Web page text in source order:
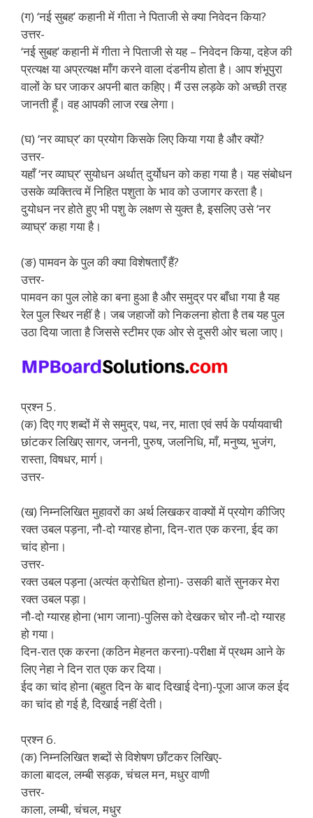
(ग) ‘नई सुबह’ कहानी में गीता ने पिताजी से क्या निवेदन किया?
उत्तर-
‘नई सुबह’ कहानी में गीता ने पिताजी से यह – निवेदन किया, दहेज की
प्रत्यक्ष या अप्रत्यक्ष माँग करने वाला दंडनीय होता है। आप शंभूपुरा
वालों के घर जाकर अपनी बात कहिए। मैं उस लड़के को अच्छी तरह
जानती हूँ। वह आपकी लाज रख लेगा।
(घ) ‘नर व्याघ्र’ का प्रयोग किसके लिए किया गया है और क्यों?
उत्तर-
यहाँ ‘नर व्याघ्र’ सुयोधन अर्थात् दुर्योधन को कहा गया है। यह संबोधन
उसके व्यक्तित्व में निहित पशुता के भाव को उजागर करता है।
दुयोधन नर होते हुए भी पशु के लक्षण से युक्त है, इसलिए उसे ‘नर
व्याघ्र’ कहा गया है।
(ङ) पामवन के पुल की क्या विशेषताएँ हैं?
उत्तर-
पामवन का पुल लोहे का बना हुआ है और समुद्र पर बाँधा गया है यह
रेल पुल स्थिर नहीं है। जब जहाजों को निकलना होता है तब यह पुल
उठा दिया जाता है जिससे स्टीमर एक ओर से दूसरी ओर चला जाए।
प्रश्न 5.
(क) दिए गए शब्दों में से समुद्र, पथ, नर, माता एवं सर्प के पर्यायवाची
छांटकर लिखिए सागर, जननी, पुरुष, जलनिधि, माँ, मनुष्य, भुजंग,
रास्ता, विषधर, मार्ग।
उत्तर-
(ख) निम्नलिखित मुहावरों का अर्थ लिखकर वाक्यों में प्रयोग कीजिए
रक्त उबल पड़ना, नौ-दो ग्यारह होना, दिन-रात एक करना, ईद का
चांद होना।
उत्तर-
रक्त उबल पड़ना (अत्यंत क्रोधित होना)- उसकी बातें सुनकर मेरा
रक्त उबल पड़ा।
नौ-दो ग्यारह होना (भाग जाना)-पुलिस को देखकर चोर नौ-दो ग्यारह
हो गया।
दिन-रात एक करना (कठिन मेहनत करना)-परीक्षा में प्रथम आने के
लिए नेहा ने दिन रात एक कर दिया।
ईद का चांद होना (बहुत दिन के बाद दिखाई देना)-पूजा आज कल ईद
का चांद हो गई है, दिखाई नहीं देती।
प्रश्न 6.
(क) निम्नलिखित शब्दों से विशेषण छाँटकर लिखिए-
काला बादल, लम्बी सड़क, चंचल मन, मधुर वाणी
उत्तर-
काला, लम्बी, चंचल, मधुर